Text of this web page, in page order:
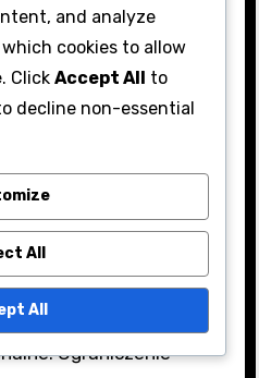
nastroju związanymi z
bogata w
w tym owoce,
zboża i chude białka,
poziomu cukru we
nastroju.
bogate w kwasy
jak tłuste ryby,
lniane, ponieważ mogą
i poprawiać
Ograniczenie
and analyze
cookies to allow
. Click Accept All to
decline non-essential
All
All